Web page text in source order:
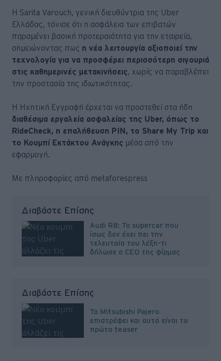
Η Sarita Varouch, γενική διευθύντρια της Uber
Ελλάδας, τόνισε ότι η ασφάλεια των επιβατών
παραμένει βασική προτεραιότητα για την εταιρεία,
σημειώνοντας πως η νέα λειτουργία αξιοποιεί την
τεχνολογία για να προσφέρει περισσότερη σιγουριά
στις καθημερινές μετακινήσεις , χωρίς να παραβλέπει
την προστασία της ιδιωτικότητας.
Η Ηχητική Εγγραφή έρχεται να προστεθεί στα ήδη
διαθέσιμα εργαλεία ασφαλείας της Uber, όπως το
RideCheck, η επαλήθευση PIN, το Share My Trip και
το Κουμπί Εκτάκτου Ανάγκης μέσα από την
εφαρμογή.
Με πληροφορίες από metaforespress
Διαβάστε Επίσης
Audi R8: Το supercar που
ίσως δεν έχει πει την
τελευταία του λέξη-τι
δήλωσε ο CEO της φίρμας
Διαβάστε Επίσης
Το Mitsubishi Pajero
επιστρέφει και αυτό είναι το
πρώτο teaser